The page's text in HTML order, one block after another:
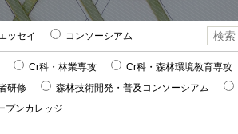
ッセイ コンソーシアム
Cr科・林業専攻 Cr科・森林環境教育専攻
研修 森林技術開発・普及コンソーシアム
プンカレッジ